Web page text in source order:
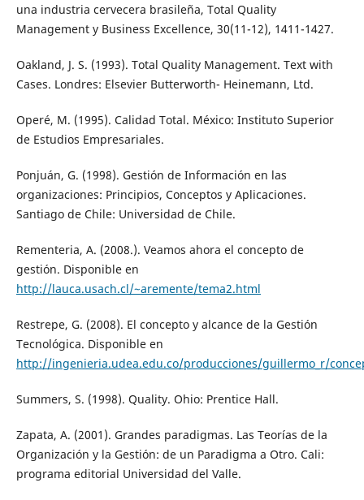
una industria cervecera brasileña, Total Quality
Management y Business Excellence, 30(11-12), 1411-1427.
Oakland, J. S. (1993). Total Quality Management. Text with
Cases. Londres: Elsevier Butterworth- Heinemann, Ltd.
Operé, M. (1995). Calidad Total. México: Instituto Superior
de Estudios Empresariales.
Ponjuán, G. (1998). Gestión de Información en las
organizaciones: Principios, Conceptos y Aplicaciones.
Santiago de Chile: Universidad de Chile.
Rementeria, A. (2008.). Veamos ahora el concepto de
gestión. Disponible en
http://lauca.usach.cl/~aremente/tema2.html
Restrepe, G. (2008). El concepto y alcance de la Gestión
Tecnológica. Disponible en
http://ingenieria.udea.edu.co/producciones/guillermo_r/
Summers, S. (1998). Quality. Ohio: Prentice Hall.
Zapata, A. (2001). Grandes paradigmas. Las Teorías de la
Organización y la Gestión: de un Paradigma a Otro. Cali:
programa editorial Universidad del Valle.